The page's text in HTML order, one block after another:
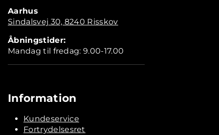
Aarhus
Sindalsvej 30, 8240 Risskov
Åbningstider:
Mandag til fredag: 9.00-17.00
Information
Kundeservice
Fortrydelsesret